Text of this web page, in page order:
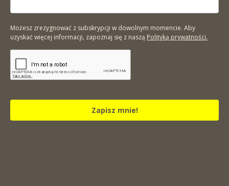
Możesz zrezygnować z subskrypcji w dowolnym momencie. Aby
uzyskać więcej informacji, zapoznaj się z naszą Polityką prywatności.
Zapisz mnie!